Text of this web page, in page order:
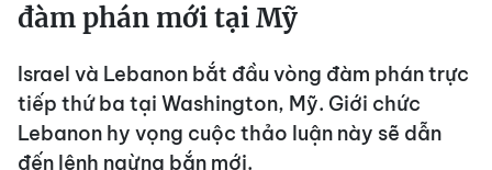
đàm phán mới tại Mỹ
Israel và Lebanon bắt đầu vòng đàm phán trực
tiếp thứ ba tại Washington, Mỹ. Giới chức
Lebanon hy vọng cuộc thảo luận này sẽ dẫn
đến lệnh ngừng bắn mới.